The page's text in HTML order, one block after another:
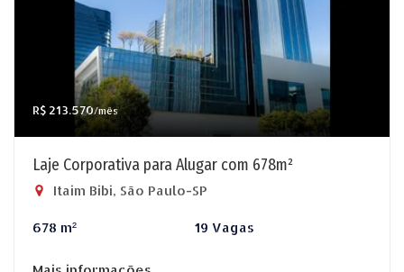
R$ 213.570/mês
Laje Corporativa para Alugar com 678m²
Itaim Bibi, São Paulo-SP
678 m² 19 Vagas